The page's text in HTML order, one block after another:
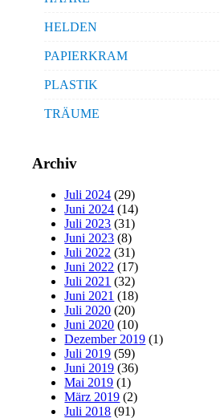
HELDEN
PAPIERKRAM
PLASTIK
TRÄUME
Archiv
Juli 2024 (29)
Juni 2024 (14)
Juli 2023 (31)
Juni 2023 (8)
Juli 2022 (31)
Juni 2022 (17)
Juli 2021 (32)
Juni 2021 (18)
Juli 2020 (20)
Juni 2020 (10)
Dezember 2019 (1)
Juli 2019 (59)
Juni 2019 (36)
Mai 2019 (1)
März 2019 (2)
Juli 2018 (91)